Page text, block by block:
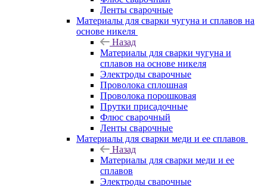
Ленты сварочные
Материалы для сварки чугуна и сплавов на
основе никеля
Назад
Материалы для сварки чугуна и
сплавов на основе никеля
Электроды сварочные
Проволока сплошная
Проволока порошковая
Прутки присадочные
Флюс сварочный
Ленты сварочные
Материалы для сварки меди и ее сплавов
Назад
Материалы для сварки меди и ее
сплавов
Электроды сварочные